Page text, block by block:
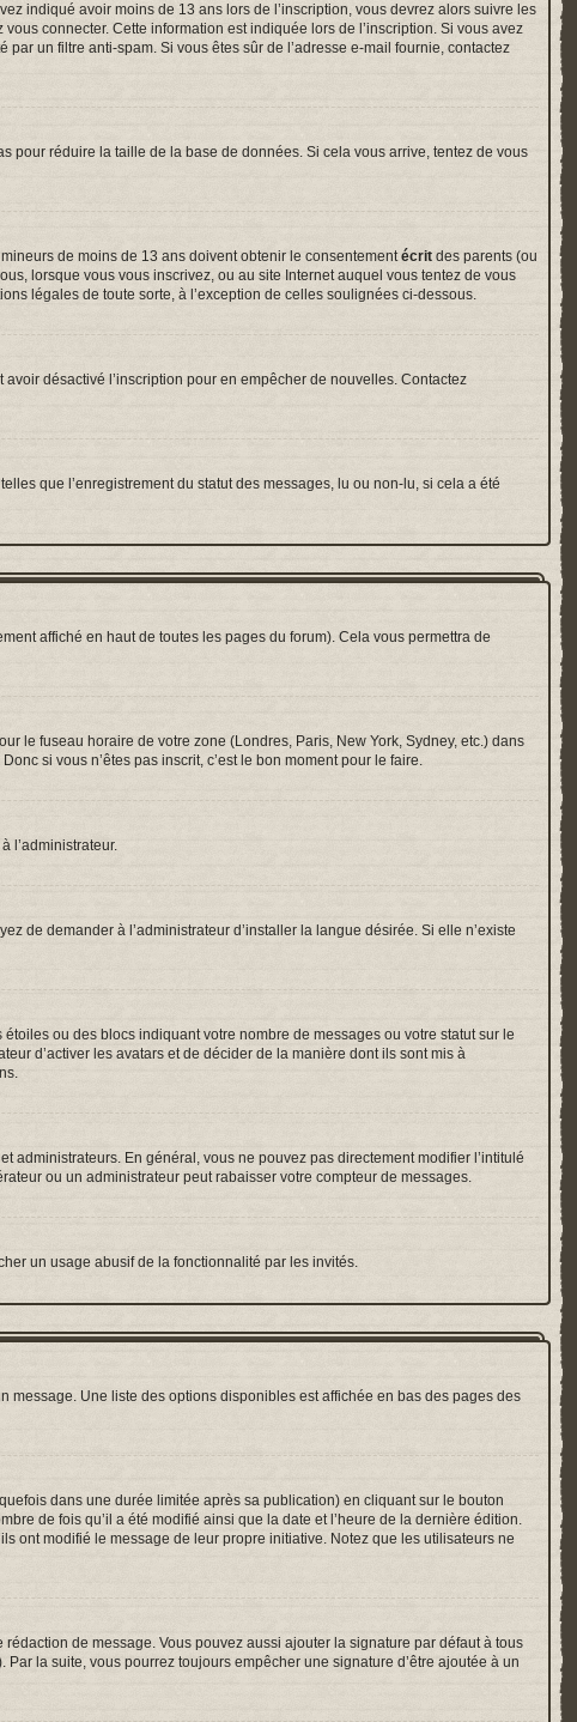
indiqué avoir moins de 13 ans lors de l’inscription, vous devrez alors suivre les
connecter. Cette information est indiquée lors de l’inscription. Si vous avez
un filtre anti-spam. Si vous êtes sûr de l’adresse e-mail fournie, contactez
pour réduire la taille de la base de données. Si cela vous arrive, tentez de vous
de moins de 13 ans doivent obtenir le consentementécrit des parents (ou
lorsque vous vous inscrivez, ou au site Internet auquel vous tentez de vous
légales de toute sorte, à l’exception de celles soulignées ci-dessous.
désactivé l’inscription pour en empêcher de nouvelles. Contactez
que l’enregistrement du statut des messages, lu ou non-lu, si cela a été
affiché en haut de toutes les pages du forum). Cela vous permettra de
le fuseau horaire de votre zone (Londres, Paris, New York, Sydney, etc.) dans
si vous n’êtes pas inscrit, c’est le bon moment pour le faire.
l’administrateur.
de demander à l’administrateur d’installer la langue désirée. Si elle n’existe
ou des blocs indiquant votre nombre de messages ou votre statut sur le
d’activer les avatars et de décider de la manière dont ils sont mis à
administrateurs. En général, vous ne pouvez pas directement modifier l’intitulé
ou un administrateur peut rabaisser votre compteur de messages.
un usage abusif de la fonctionnalité par les invités.
message. Une liste des options disponibles est affichée en bas des pages des
dans une durée limitée après sa publication) en cliquant sur le bouton
de fois qu’il a été modifié ainsi que la date et l’heure de la dernière édition.
ont modifié le message de leur propre initiative. Notez que les utilisateurs ne
rédaction de message. Vous pouvez aussi ajouter la signature par défaut à tous
Par la suite, vous pourrez toujours empêcher une signature d’être ajoutée à un